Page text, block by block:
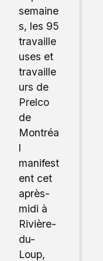
semaine
s, les 95
travaille
uses et
travaille
urs de
Prelco
de
Montréa
l
manifest
ent cet
après-
midi à
Rivière-
du-
Loup,